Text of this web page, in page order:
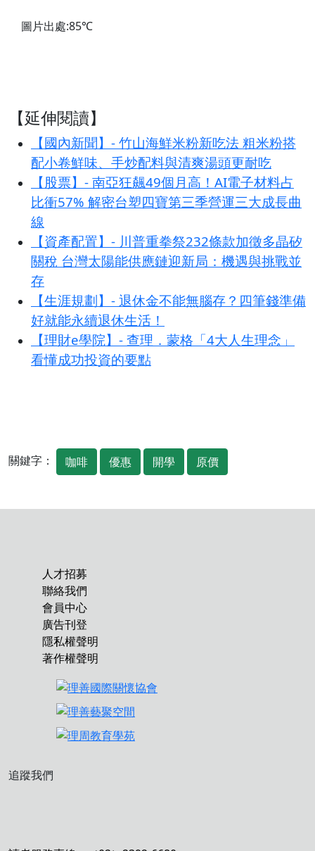
圖片出處:85℃
【延伸閱讀】
【國內新聞】- 竹山海鮮米粉新吃法 粗米粉搭
配小卷鮮味、手炒配料與清爽湯頭更耐吃
【股票】- 南亞狂飆49個月高！AI電子材料占
比衝57% 解密台塑四寶第三季營運三大成長曲
線
【資產配置】- 川普重拳祭232條款加徵多晶矽
關稅 台灣太陽能供應鏈迎新局：機遇與挑戰並
存
【生涯規劃】- 退休金不能無腦存？四筆錢準備
好就能永續退休生活！
【理財e學院】- 查理．蒙格「4大人生理念」
看懂成功投資的要點
關鍵字： 咖啡 優惠 開學 原價
人才招募
聯絡我們
會員中心
廣告刊登
隱私權聲明
著作權聲明
追蹤我們